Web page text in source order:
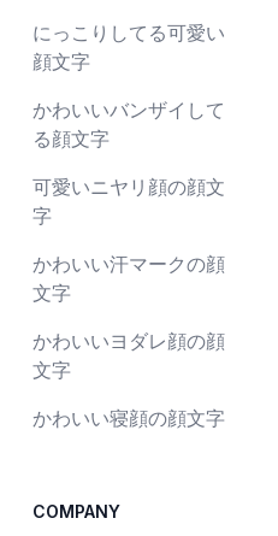
にっこりしてる可愛い
顔文字
かわいいバンザイして
る顔文字
可愛いニヤリ顔の顔文
字
かわいい汗マークの顔
文字
かわいいヨダレ顔の顔
文字
かわいい寝顔の顔文字
COMPANY